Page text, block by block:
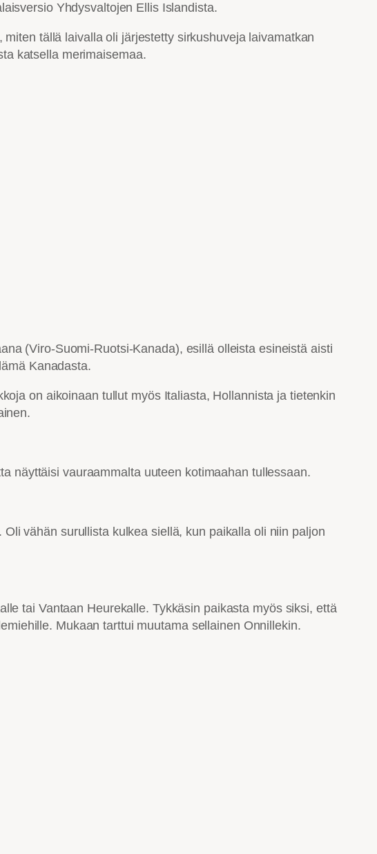
Yhdysvaltojen Ellis Islandista.
tällä laivalla oli järjestetty sirkushuveja laivamatkan
katsella merimaisemaa.
(Viro-Suomi-Ruotsi-Kanada), esillä olleista esineistä aisti
Kanadasta.
on aikoinaan tullut myös Italiasta, Hollannista ja tietenkin
näyttäisi vauraammalta uuteen kotimaahan tullessaan.
vähän surullista kulkea siellä, kun paikalla oli niin paljon
tai Vantaan Heurekalle. Tykkäsin paikasta myös siksi, että
Mukaan tarttui muutama sellainen Onnillekin.